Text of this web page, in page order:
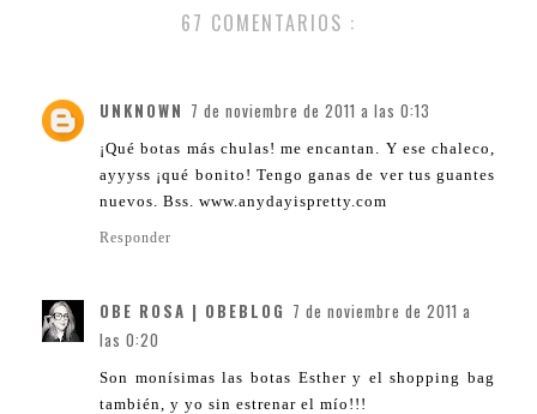
67 COMENTARIOS :
UNKNOWN 7 de noviembre de 2011 a las 0:13
¡Qué botas más chulas! me encantan. Y ese chaleco,
ayyyss ¡qué bonito! Tengo ganas de ver tus guantes
nuevos. Bss. www.anydayispretty.com
Responder
OBE ROSA | OBEBLOG 7 de noviembre de 2011 a
las 0:20
Son monísimas las botas Esther y el shopping bag
también, y yo sin estrenar el mío!!!